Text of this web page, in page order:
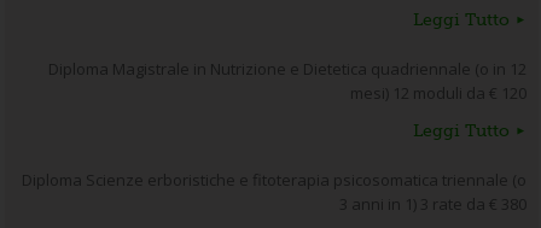
Leggi Tutto
Diploma Magistrale in Nutrizione e Dietetica quadriennale (o in 12
mesi) 12 moduli da € 120
Leggi Tutto
Diploma Scienze erboristiche e fitoterapia psicosomatica triennale (o
3 anni in 1) 3 rate da € 380